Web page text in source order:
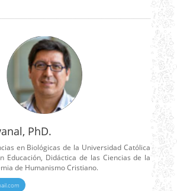
PhD.
en Biológicas de la Universidad Católica
Educación, Didáctica de las Ciencias de la
de Humanismo Cristiano.